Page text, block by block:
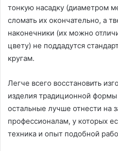
тонкую насадку (диаметром
сломать их окончательно, а
наконечники (их можно
цвету) не поддадутся
кругам.
Легче всего восстановить
изделия традиционной
остальные лучше отнести на
профессионалам, у которых
техника и опыт подобной